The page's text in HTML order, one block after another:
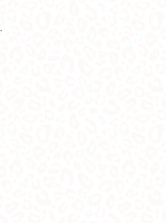
.